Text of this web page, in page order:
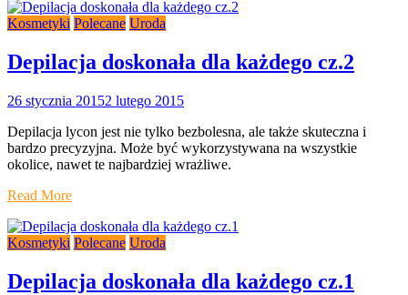
Kosmetyki Polecane Uroda
Depilacja doskonała dla każdego cz.2
26 stycznia 20152 lutego 2015
Depilacja lycon jest nie tylko bezbolesna, ale także skuteczna i
bardzo precyzyjna. Może być wykorzystywana na wszystkie
okolice, nawet te najbardziej wrażliwe.
Read More
Kosmetyki Polecane Uroda
Depilacja doskonała dla każdego cz.1